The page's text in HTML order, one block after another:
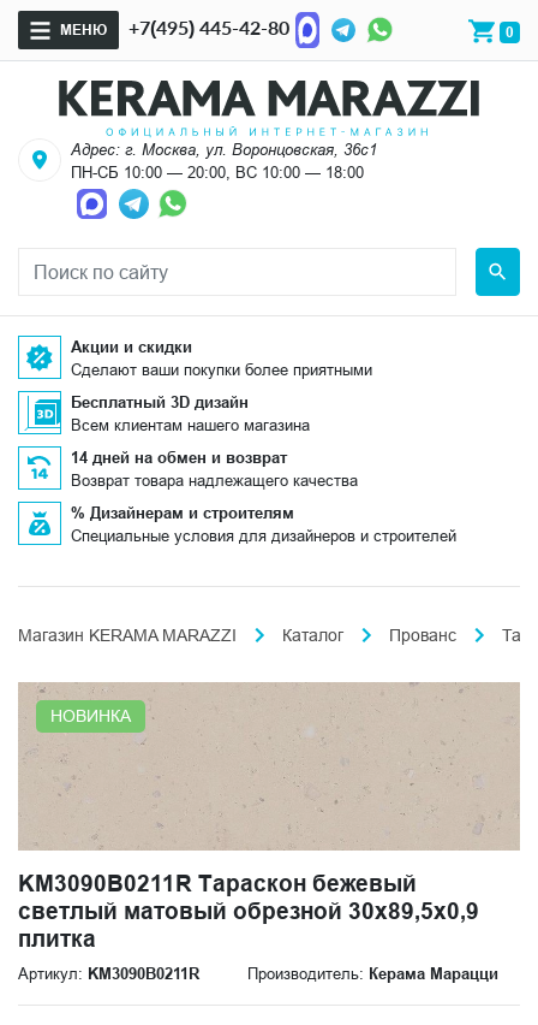
МЕНЮ +7(495) 445-42-80 0
Адрес: г. Москва, ул. Воронцовская, 36с1
ПН-СБ 10:00 — 20:00, ВС 10:00 — 18:00
Акции и скидки
Сделают ваши покупки более приятными
Бесплатный 3D дизайн
Всем клиентам нашего магазина
14 дней на обмен и возврат
Возврат товара надлежащего качества
% Дизайнерам и строителям
Специальные условия для дизайнеров и строителей
Магазин KERAMA MARAZZI Каталог Прованс
НОВИНКА
KM3090B0211R Тараскон бежевый
светлый матовый обрезной 30x89,5x0,9
плитка
Артикул: KM3090B0211R Производитель: Керама Марацци